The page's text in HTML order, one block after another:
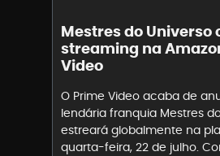
Mestres do Universo
streaming na
Video
O Prime Video acaba de
lendária franquia Mestres
estreará globalmente na
quarta-feira, 22 de julho.